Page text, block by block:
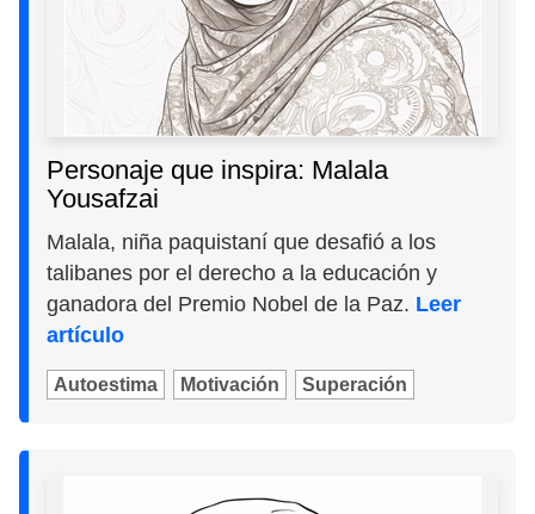
Personaje que inspira: Malala
Yousafzai
Malala, niña paquistaní que desafió a los
talibanes por el derecho a la educación y
ganadora del Premio Nobel de la Paz. Leer
artículo
Autoestima Motivación Superación